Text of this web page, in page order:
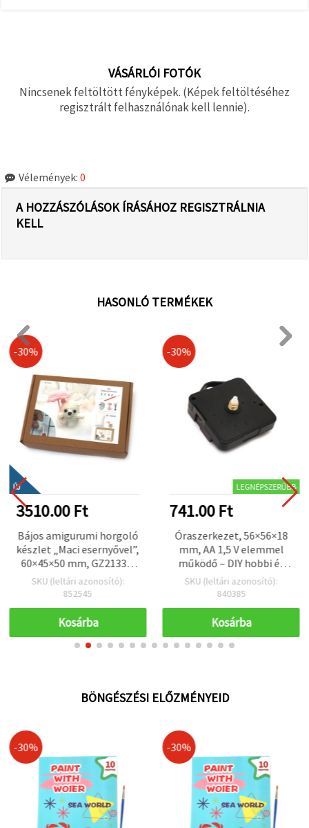
VÁSÁRLÓI FOTÓK
Nincsenek feltöltött fényképek. (Képek feltöltéséhez
regisztrált felhasználónak kell lennie).
Vélemények: 0
A HOZZÁSZÓLÁSOK ÍRÁSÁHOZ REGISZTRÁLNIA
KELL
HASONLÓ TERMÉKEK
-30%
ÚJ
3510.00 Ft
Bájos amigurumi horgoló
készlet „Maci esernyővel”,
60×45×50 mm, GZ2133 –
Kreatív horgolás DIY
projekt, tökéletes kézzel
otthondekorációnak
SKU (leltári azonosító):
852545
Kosárba
-30%
LEGNÉPSZERŰBB
741.00 Ft
Óraszerkezet, 56×56×18
mm, AA 1,5 V elemmel
működő – DIY hobbi és
kézműves projektekhez
SKU (leltári azonosító):
840385
Kosárba
BÖNGÉSZÉSI ELŐZMÉNYEID
-30% -30%